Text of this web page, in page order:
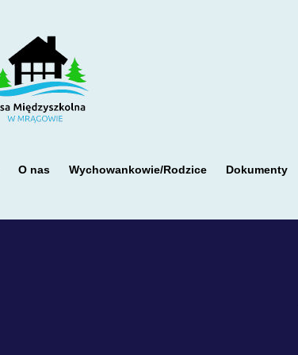
O nas Wychowankowie/Rodzice Dokumenty